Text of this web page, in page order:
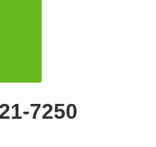
7250